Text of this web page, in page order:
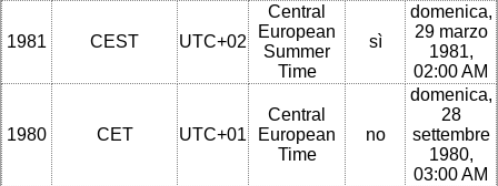
1981 CEST UTC+02
Central
European
Summer
Time
sì
domenica,
29 marzo
1981,
02:00 AM
1980 CET UTC+01
Central
European
Time
no
domenica,
28
settembre
1980,
03:00 AM